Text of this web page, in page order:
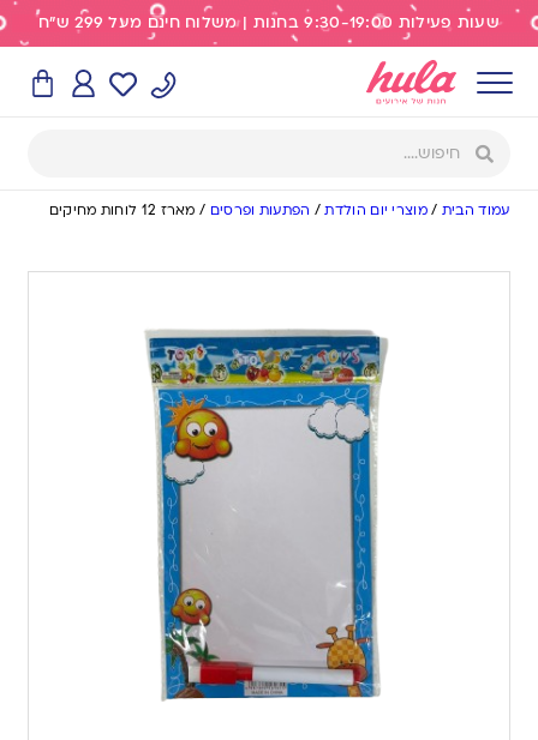
שעות פעילות 9:30-19:00 בחנות | משלוח חינם מעל 299 ש"ח
עמוד הבית /מוצרי יום הולדת/ הפתעות ופרסים / מארז 12 לוחות מחיקים